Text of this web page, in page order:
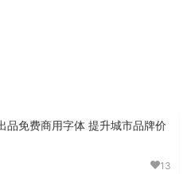
品免费商用字体 提升城市品牌价
13